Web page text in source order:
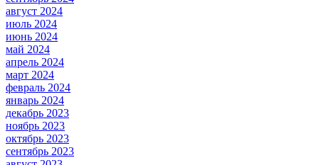
август 2024
июль 2024
июнь 2024
май 2024
апрель 2024
март 2024
февраль 2024
январь 2024
декабрь 2023
ноябрь 2023
октябрь 2023
сентябрь 2023